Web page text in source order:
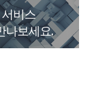
비스
나보세요.